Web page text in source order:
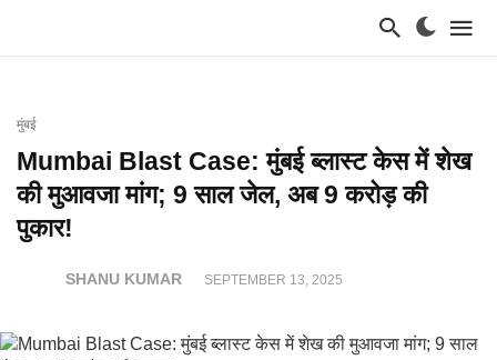
मुंबई
Mumbai Blast Case: मुंबई ब्लास्ट केस में शेख
की मुआवजा मांग; 9 साल जेल, अब 9 करोड़ की
पुकार!
SHANU KUMAR SEPTEMBER 13, 2025